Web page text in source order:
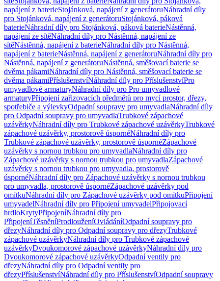
napájení z baterieStojánková, napájení z generátoruNáhradní díly
pro Stojánková, napájení z generátoruStojánková, páková
baterieNáhradní díly pro Stojánková, páková baterieNástěnná,
napájení ze sítěNáhradní díly pro Nástěnná, napájení ze
sítěNástěnná, napájení z baterieNáhradní díly pro Nástěnná,
napájení z baterieNástěnná, napájení z generátoruNáhradní díly pro
Nástěnná, napájení z generátoruNástěnná, směšovací baterie se
dvěma pákamiNáhradní díly pro Nástěnná, směšovací baterie se
dvěma pákamiPříslušenstvíNáhradní díly pro PříslušenstvíPro
umyvadlové armaturyNáhradní díly pro Pro umyvadlové
armaturyPřipojení zařizovacích předmětů pro mycí prostor, dřezy,
spotřebiče a výlevkyOdpadní soupravy pro umyvadlaNáhradní díly
pro Odpadní soupravy pro umyvadlaTrubkové zápachové
uzávěrkyNáhradní díly pro Trubkové zápachové uzávěrkyTrubkové
zápachové uzávěrky, prostorově úspornéNáhradní díly pro
Trubkové zápachové uzávěrky, prostorově úspornéZápachové
uzávěrky s nornou trubkou pro umyvadlaNáhradní díly pro
Zápachové uzávěrky s nornou trubkou pro umyvadlaZápachové
uzávěrky s nornou trubkou pro umyvadla, prostorově
úspornéNáhradní díly pro Zápachové uzávěrky s nornou trubkou
pro umyvadla, prostorově úspornéZápachové uzávěrky pod
omítkuNáhradní díly pro Zápachové uzávěrky pod omítkuPřipojení
umyvadelNáhradní díly pro Připojení umyvadelPřipojovací
hrdloKrytyPřipojeníNáhradní díly pro
PřipojeníTěsněníProdlouženíOvládáníOdpadní soupravy pro
dřezyNáhradní díly pro Odpadní soupravy pro dřezyTrubkové
zápachové uzávěrkyNáhradní díly pro Trubkové zápachové
uzávěrkyDvoukomorové zápachové uzávěrkyNáhradní díly pro
Dvoukomorové zápachové uzávěrkyOdpadní ventily pro
dřezyNáhradní díly pro Odpadní ventily pro
dřezyPříslušenstvíNáhradní díly pro PříslušenstvíOdpadní soupravy